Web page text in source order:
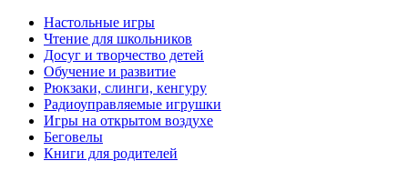
Настольные игры
Чтение для школьников
Досуг и творчество детей
Обучение и развитие
Рюкзаки, слинги, кенгуру
Радиоуправляемые игрушки
Игры на открытом воздухе
Беговелы
Книги для родителей